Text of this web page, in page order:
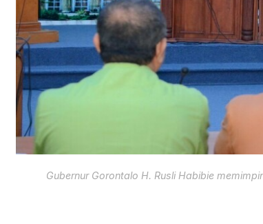
Gubernur Gorontalo H. Rusli Habibie